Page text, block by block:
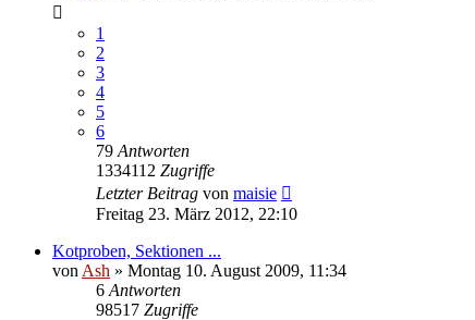
1
2
3
4
5
6
79 Antworten
1334112 Zugriffe
Letzter Beitrag von maisie
Freitag 23. März 2012, 22:10
Kotproben, Sektionen ...
von Ash » Montag 10. August 2009, 11:34
6 Antworten
98517 Zugriffe